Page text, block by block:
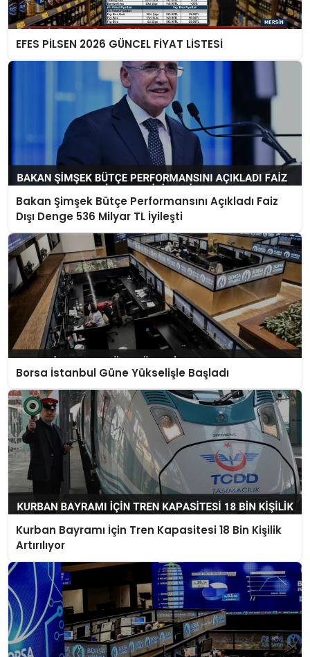
EFES PİLSEN 2026 GÜNCEL FİYAT LİSTESİ
Bakan Şimşek Bütçe Performansını Açıkladı Faiz
Dışı Denge 536 Milyar TL İyileşti
Borsa İstanbul Güne Yükselişle Başladı
Kurban Bayramı İçin Tren Kapasitesi 18 Bin Kişilik
Artırılıyor